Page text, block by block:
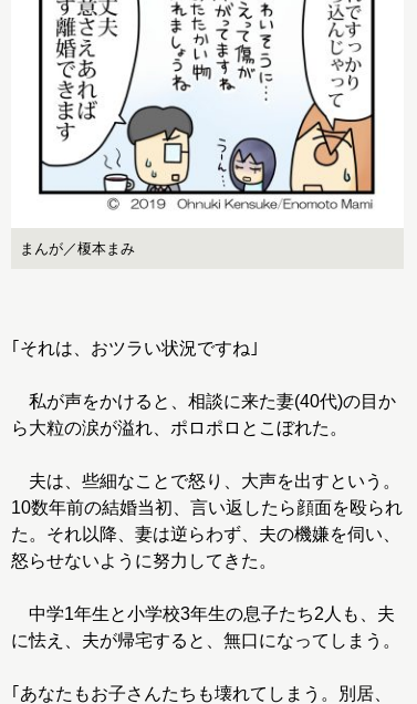
まんが／榎本まみ
｢それは、おツラい状況ですね｣
私が声をかけると、相談に来た妻(40代)の目か
ら大粒の涙が溢れ、ポロポロとこぼれた。
夫は、些細なことで怒り、大声を出すという。
10数年前の結婚当初、言い返したら顔面を殴られ
た。それ以降、妻は逆らわず、夫の機嫌を伺い、
怒らせないように努力してきた。
中学1年生と小学校3年生の息子たち2人も、夫
に怯え、夫が帰宅すると、無口になってしまう。
｢あなたもお子さんたちも壊れてしまう。別居、